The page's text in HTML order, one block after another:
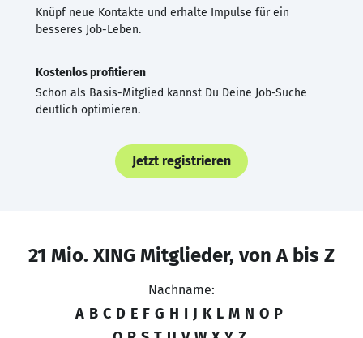
Knüpf neue Kontakte und erhalte Impulse für ein
besseres Job-Leben.
Kostenlos profitieren
Schon als Basis-Mitglied kannst Du Deine Job-Suche
deutlich optimieren.
Jetzt registrieren
21 Mio. XING Mitglieder, von A bis Z
Nachname:
A B C D E F G H I J K L M N O P